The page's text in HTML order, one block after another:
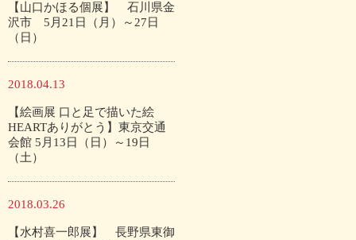
【山口かほる個展】 石川県金
沢市 5月21日（月）～27日
（日）
2018.04.13
【絵画展 口と足で描いた絵
HEARTありがとう】東京交通
会館 5月13日（日）～19日
（土）
2018.03.26
【水村喜一郎展】 長野県東御